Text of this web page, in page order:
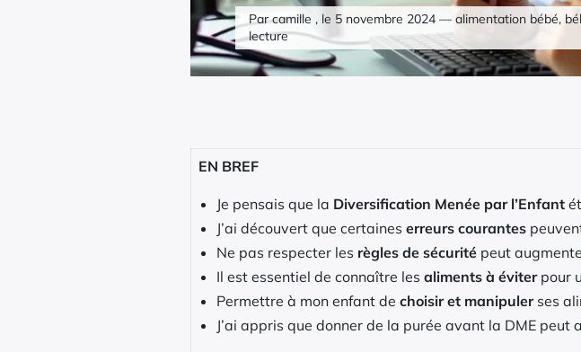
Par camille , le 5 novembre 2024 — alimentation bébé,
lecture
EN BREF
Je pensais que la Diversification Menée par l’Enfant
J’ai découvert que certaines erreurs courantes
Ne pas respecter les règles de sécurité peut
Il est essentiel de connaître les aliments à éviterpour
Permettre à mon enfant de choisir et manipulerses
J’ai appris que donner de la purée avant la DME peut